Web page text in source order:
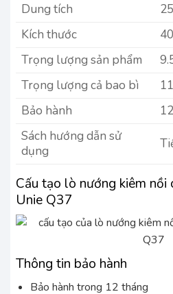
Dung tích
Kích thước
Trọng lượng sản phẩm
Trọng lượng cả bao bì
Bảo hành
Sách hướng dẫn sử
dụng
Cấu tạo lò nướng kiêm nồi
Unie Q37
Thông tin bảo hành
Bảo hành trong 12 tháng